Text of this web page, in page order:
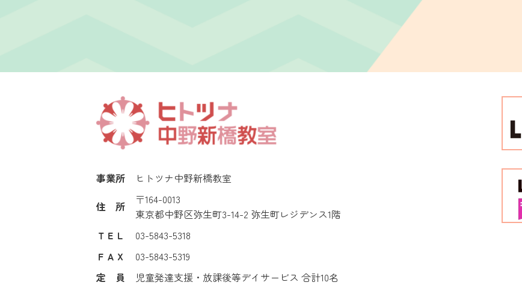
事業所
ヒトツナ中野新橋教室
住 所
〒164-0013
東京都中野区弥生町3-14-2 弥生町レジデンス1階
ＴＥＬ
03-5843-5318
ＦＡＸ
03-5843-5319
定 員
児童発達支援・放課後等デイサービス 合計10名